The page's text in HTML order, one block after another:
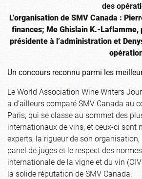
L’organisation de SMV Canada :
finances; Me Ghislain K.-
présidente à l’administration et
Un concours reconnu parmi les
Le World Association Wine Writers
a d’ailleurs comparé SMV Canada au
Paris, qui se classe au sommet des
internationaux de vins, et ceux-ci sont
experts, la rigueur de son organisation,
panel de juges et le respect des
internationale de la vigne et du vin
la solide réputation de SMV Canada.